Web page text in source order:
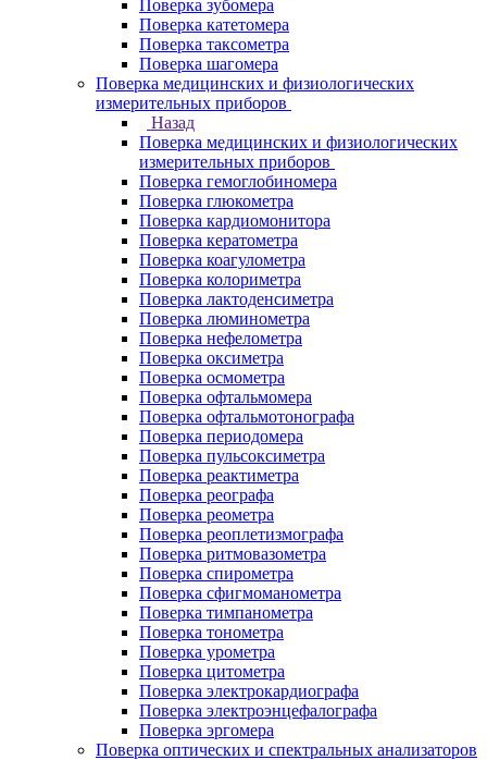
Поверка зубомера
Поверка катетомера
Поверка таксометра
Поверка шагомера
Поверка медицинских и физиологических
измерительных приборов
Назад
Поверка медицинских и физиологических
измерительных приборов
Поверка гемоглобиномера
Поверка глюкометра
Поверка кардиомонитора
Поверка кератометра
Поверка коагулометра
Поверка колориметра
Поверка лактоденсиметра
Поверка люминометра
Поверка нефелометра
Поверка оксиметра
Поверка осмометра
Поверка офтальмомера
Поверка офтальмотонографа
Поверка периодомера
Поверка пульсоксиметра
Поверка реактиметра
Поверка реографа
Поверка реометра
Поверка реоплетизмографа
Поверка ритмовазометра
Поверка спирометра
Поверка сфигмоманометра
Поверка тимпанометра
Поверка тонометра
Поверка урометра
Поверка цитометра
Поверка электрокардиографа
Поверка электроэнцефалографа
Поверка эргомера
Поверка оптических и спектральных анализаторов